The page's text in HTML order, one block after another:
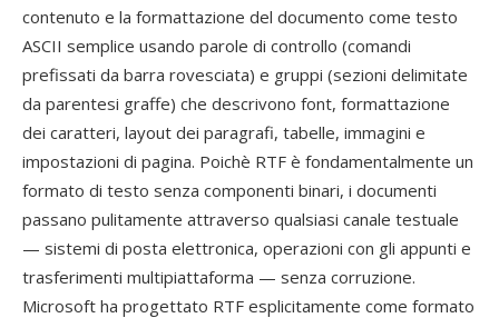
contenuto e la formattazione del documento come testo
ASCII semplice usando parole di controllo (comandi
prefissati da barra rovesciata) e gruppi (sezioni delimitate
da parentesi graffe) che descrivono font, formattazione
dei caratteri, layout dei paragrafi, tabelle, immagini e
impostazioni di pagina. Poichè RTF è fondamentalmente un
formato di testo senza componenti binari, i documenti
passano pulitamente attraverso qualsiasi canale testuale
— sistemi di posta elettronica, operazioni con gli appunti e
trasferimenti multipiattaforma — senza corruzione.
Microsoft ha progettato RTF esplicitamente come formato